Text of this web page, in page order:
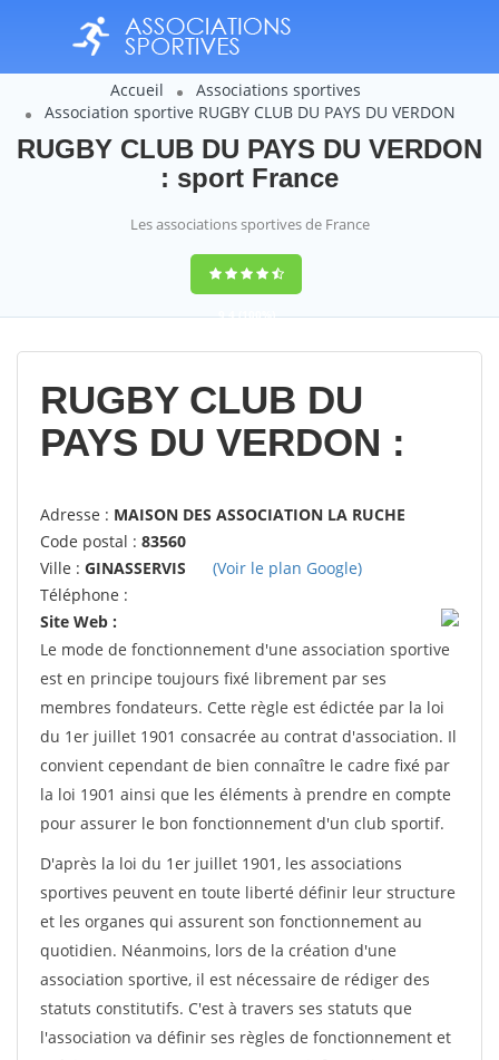
Accueil
Associations sportives
Association sportive RUGBY CLUB DU PAYS DU VERDON
RUGBY CLUB DU PAYS DU VERDON
: sport France
Les associations sportives de France
9,4(100%)
14358votes
RUGBY CLUB DU
PAYS DU VERDON :
Adresse : MAISON DES ASSOCIATION LA RUCHE
Code postal : 83560
Ville : GINASSERVIS
(Voir le plan Google)
Téléphone :
Site Web :
Le mode de fonctionnement d'une association sportive
est en principe toujours fixé librement par ses
membres fondateurs. Cette règle est édictée par la loi
du 1er juillet 1901 consacrée au contrat d'association. Il
convient cependant de bien connaître le cadre fixé par
la loi 1901 ainsi que les éléments à prendre en compte
pour assurer le bon fonctionnement d'un club sportif.
D'après la loi du 1er juillet 1901, les associations
sportives peuvent en toute liberté définir leur structure
et les organes qui assurent son fonctionnement au
quotidien. Néanmoins, lors de la création d'une
association sportive, il est nécessaire de rédiger des
statuts constitutifs. C'est à travers ses statuts que
l'association va définir ses règles de fonctionnement et